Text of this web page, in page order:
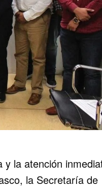
y la atención
la Secretaría de